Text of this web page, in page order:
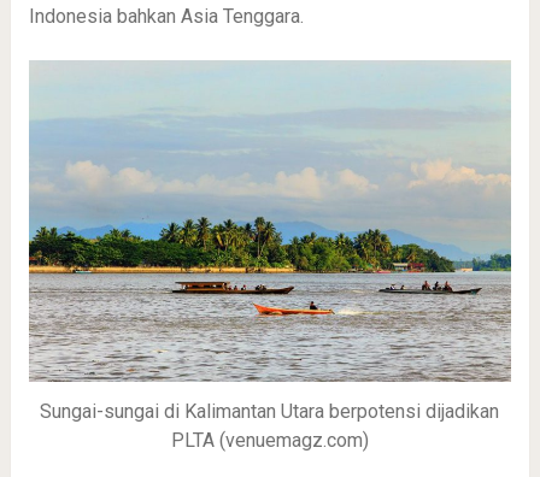
Indonesia bahkan Asia Tenggara.
Sungai-sungai di Kalimantan Utara berpotensi dijadikan
PLTA (venuemagz.com)